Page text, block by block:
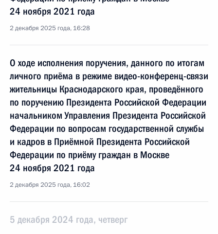
24 ноября 2021 года
2 декабря 2025 года, 16:28
О ходе исполнения поручения, данного по итогам
личного приёма в режиме видео-конференц-связи
жительницы Краснодарского края, проведённого
по поручению Президента Российской Федерации
начальником Управления Президента Российской
Федерации по вопросам государственной службы
и кадров в Приёмной Президента Российской
Федерации по приёму граждан в Москве
24 ноября 2021 года
2 декабря 2025 года, 16:02
5 декабря 2024 года, четверг